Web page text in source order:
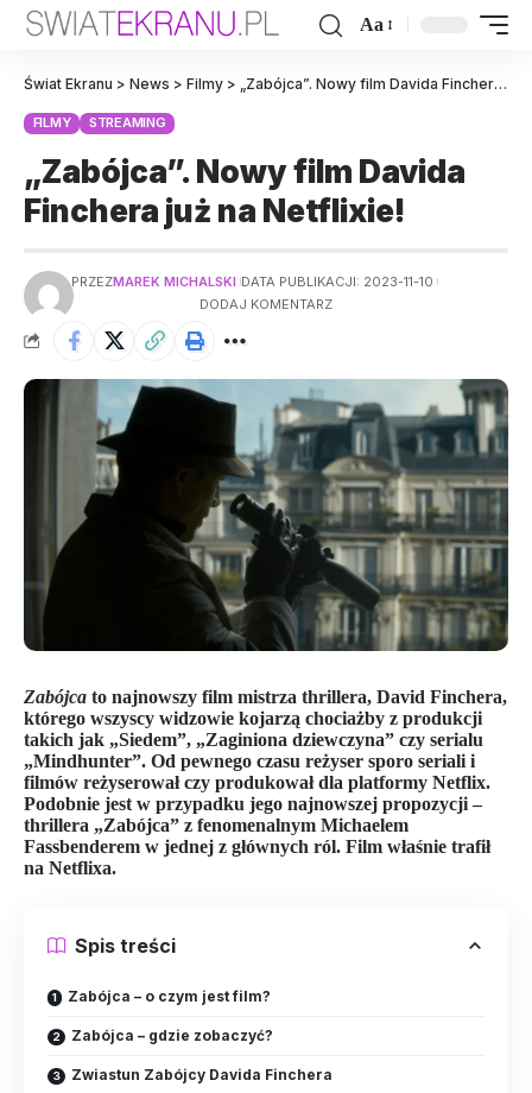
Aa
Świat Ekranu > News > Filmy > „Zabójca”. Nowy film Davida Finchera już na Netflixie!
FILMY STREAMING
„Zabójca”. Nowy film Davida
Finchera już na Netflixie!
PRZEZMAREK MICHALSKI DATA PUBLIKACJI: 2023-11-10
DODAJ KOMENTARZ
Zabójca to najnowszy film mistrza thrillera, David Finchera,
którego wszyscy widzowie kojarzą chociażby z produkcji
takich jak „Siedem”, „Zaginiona dziewczyna” czy serialu
„Mindhunter”. Od pewnego czasu reżyser sporo seriali i
filmów reżyserował czy produkował dla platformy Netflix.
Podobnie jest w przypadku jego najnowszej propozycji –
thrillera „Zabójca” z fenomenalnym Michaelem
Fassbenderem w jednej z głównych ról. Film właśnie trafił
na Netflixa.
Spis treści
Zabójca – o czym jest film?
Zabójca – gdzie zobaczyć?
Zwiastun Zabójcy Davida Finchera